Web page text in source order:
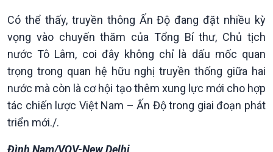
Podcast
Có thể thấy, truyền thông Ấn Độ đang đặt nhiều kỳ
vọng vào chuyến thăm của Tổng Bí thư, Chủ tịch
nước Tô Lâm, coi đây không chỉ là dấu mốc quan
trọng trong quan hệ hữu nghị truyền thống giữa hai
nước mà còn là cơ hội tạo thêm xung lực mới cho hợp
tác chiến lược Việt Nam – Ấn Độ trong giai đoạn phát
triển mới./.
Đình Nam/VOV-New Delhi